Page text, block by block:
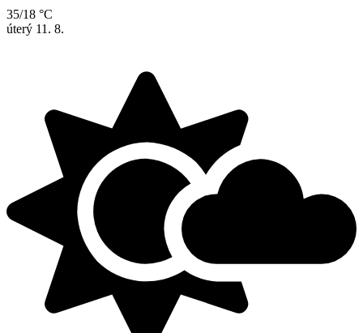
35/18 °C
úterý 11. 8.